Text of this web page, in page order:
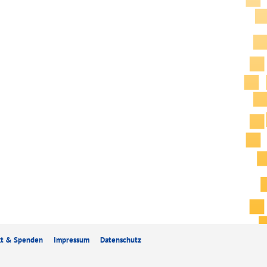
& Spenden Impressum Datenschutz